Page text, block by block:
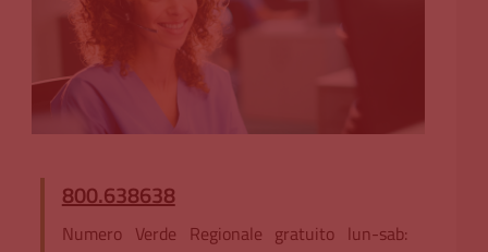
800.638638
Numero Verde Regionale gratuito lun-sab: